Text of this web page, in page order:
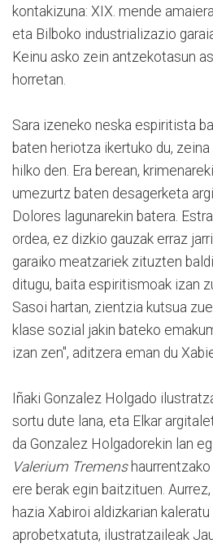
kontakizuna: XIX. mende
eta Bilboko industrializazio
Keinu asko zein antzekotasun
horretan.
Sara izeneko neska espiritista
baten heriotza ikertuko du,
hilko den. Era berean,
umezurtz baten desagerketa
Dolores lagunarekin batera.
ordea, ez dizkio gauzak erraz
garaiko meatzariek zituzten
ditugu, baita espiritismoak izan
Sasoi hartan, zientzia kutsua
klase sozial jakin bateko
izan zen", aditzera eman du
Iñaki Gonzalez Holgado
sortu dute lana, eta Elkar
da Gonzalez Holgadorekin lan
Valerium Tremenshaurrentzako
ere berak egin baitzituen. Aurrez,
hazia Xabiroi aldizkarian
aprobetxatuta, ilustratzaileak